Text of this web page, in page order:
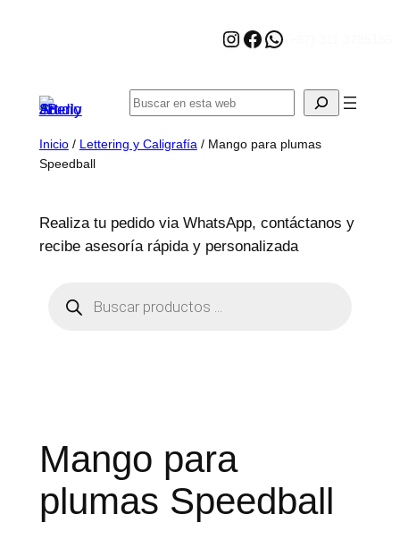
Instagram
Facebook
WhatsApp
Buscar
Inicio/ Lettering y Caligrafía / Mango para plumas
Speedball
Realiza tu pedido via WhatsApp, contáctanos y
recibe asesoría rápida y personalizada
r
o
d
c
t
Mango para
plumas Speedball